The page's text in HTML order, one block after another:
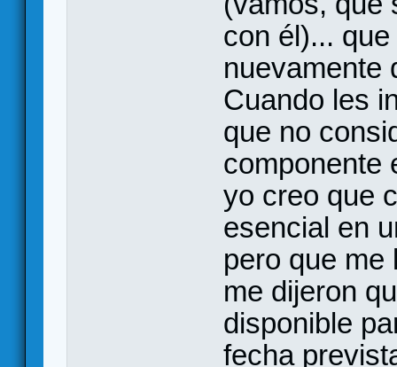
con él)...
nuevamente
Cuando les
que no
componente
yo creo que
esencial en
pero que me
me dijeron
disponible
fecha